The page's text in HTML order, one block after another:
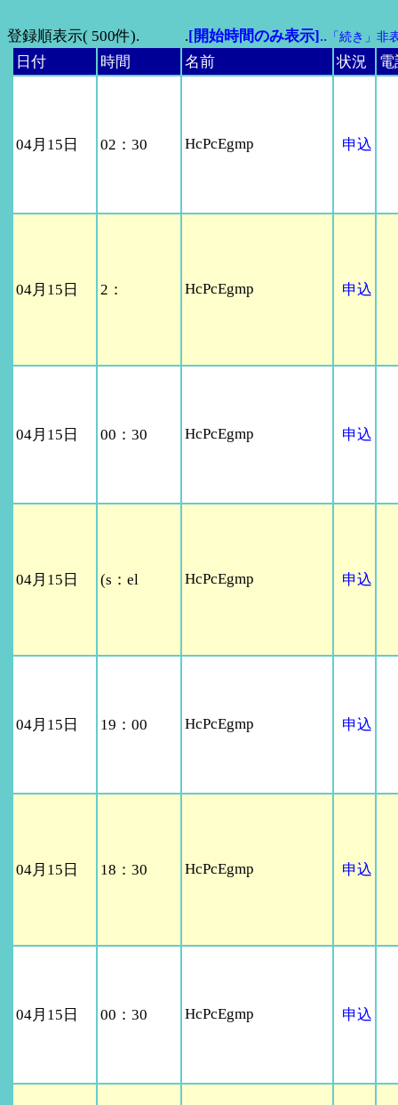
登録順表示( 500件). .[開始時間のみ表示].. 「続き」非
日付 時間 名前 状況 電
04月15日 02：30 HcPcEgmp 申込
04月15日 2： HcPcEgmp 申込
04月15日 00：30 HcPcEgmp 申込
04月15日 (s：el HcPcEgmp 申込
04月15日 19：00 HcPcEgmp 申込
04月15日 18：30 HcPcEgmp 申込
04月15日 00：30 HcPcEgmp 申込